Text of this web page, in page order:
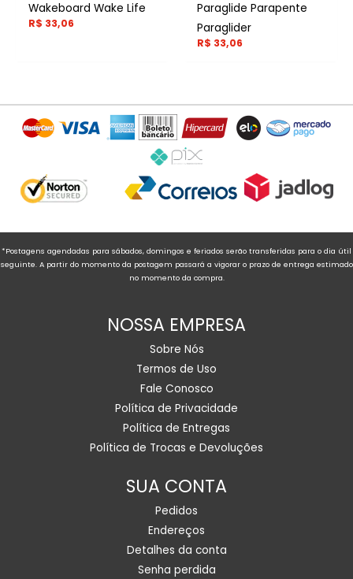
Wakeboard Wake Life
R$ 33,06
Paraglide Parapente
Paraglider
R$ 33,06
*Postagens agendadas para sábados, domingos e feriados serão transferidas para o dia útil
seguinte. A partir do momento da postagem passará a vigorar o prazo de entrega estimado
no momento da compra.
NOSSA EMPRESA
Sobre Nós
Termos de Uso
Fale Conosco
Política de Privacidade
Política de Entregas
Política de Trocas e Devoluções
SUA CONTA
Pedidos
Endereços
Detalhes da conta
Senha perdida